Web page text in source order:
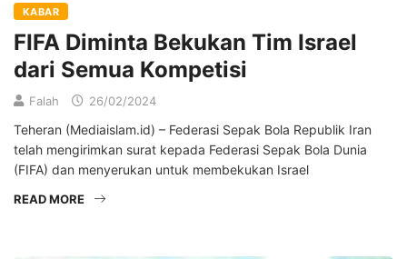
KABAR
FIFA Diminta Bekukan Tim Israel
dari Semua Kompetisi
Falah 26/02/2024
Teheran (Mediaislam.id) – Federasi Sepak Bola Republik Iran
telah mengirimkan surat kepada Federasi Sepak Bola Dunia
(FIFA) dan menyerukan untuk membekukan Israel
READ MORE